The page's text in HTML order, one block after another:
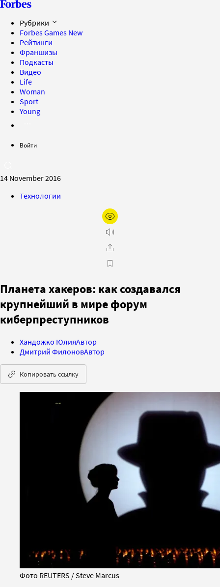
Рубрики
Forbes Games New
Рейтинги
Франшизы
Подкасты
Видео
Life
Woman
Sport
Young
Войти
14 November 2016
Технологии
Планета хакеров: как создавался
крупнейший в мире форум
киберпреступников
Хандожко ЮлияАвтор
Дмитрий ФилоновАвтор
Копировать ссылку
Фото REUTERS / Steve Marcus